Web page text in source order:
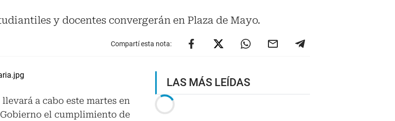
y docentes convergerán en Plaza de Mayo.
Compartí esta nota:
a cabo este martes en
el cumplimiento de
LAS MÁS LEÍDAS